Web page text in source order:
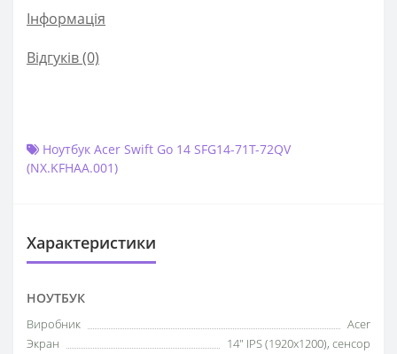
Iнформація
Відгуків (0)
Ноутбук Acer Swift Go 14 SFG14-71T-72QV
(NX.KFHAA.001)
Характеристики
НОУТБУК
Виробник
Acer
Экран
14" IPS (1920x1200), сенсор